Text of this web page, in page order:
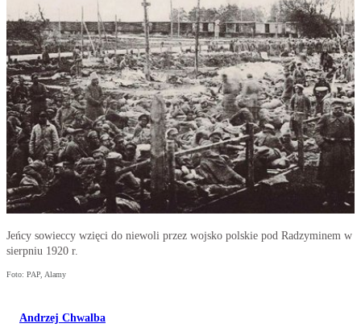
Jeńcy sowieccy wzięci do niewoli przez wojsko polskie pod Radzyminem w
sierpniu 1920 r.
Foto: PAP, Alamy
Andrzej Chwalba